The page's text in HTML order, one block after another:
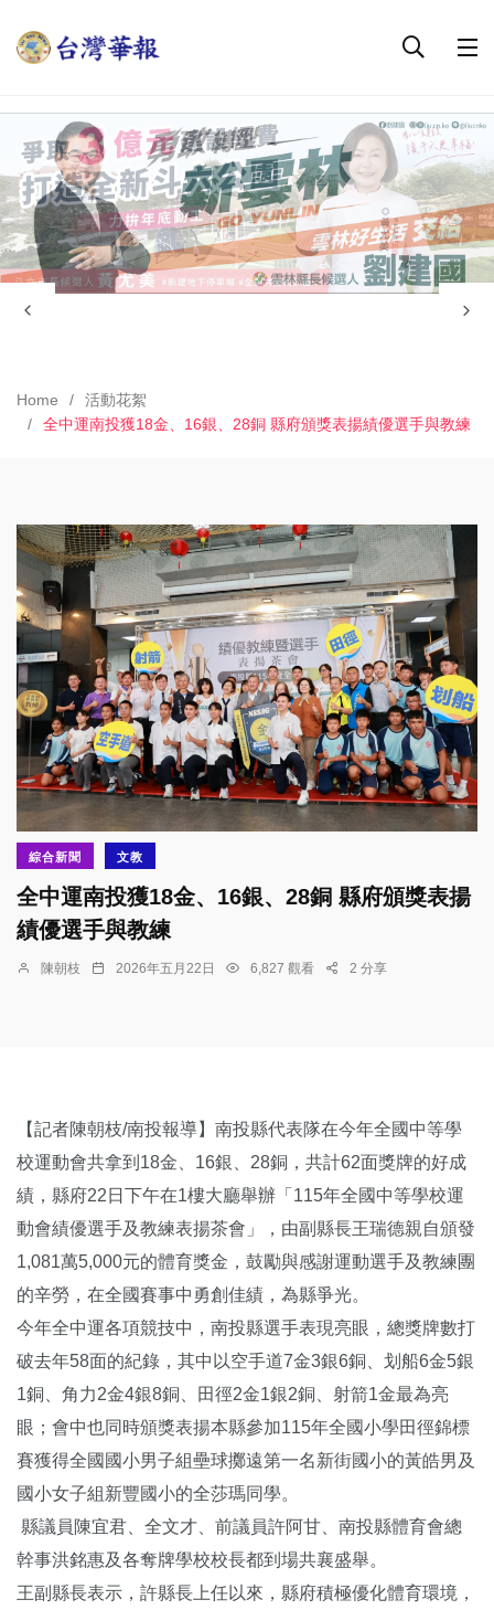
Home
活動花絮
全中運南投獲18金、16銀、28銅 縣府頒獎表揚績優選手與教練
綜合新聞 文教
全中運南投獲18金、16銀、28銅 縣府頒獎表揚
績優選手與教練
陳朝枝 2026年五月22日 6,827 觀看 2 分享
【記者陳朝枝/南投報導】南投縣代表隊在今年全國中等學
校運動會共拿到18金、16銀、28銅，共計62面獎牌的好成
績，縣府22日下午在1樓大廳舉辦「115年全國中等學校運
動會績優選手及教練表揚茶會」，由副縣長王瑞德親自頒發
1,081萬5,000元的體育獎金，鼓勵與感謝運動選手及教練團
的辛勞，在全國賽事中勇創佳績，為縣爭光。
今年全中運各項競技中，南投縣選手表現亮眼，總獎牌數打
破去年58面的紀錄，其中以空手道7金3銀6銅、划船6金5銀
1銅、角力2金4銀8銅、田徑2金1銀2銅、射箭1金最為亮
眼；會中也同時頒獎表揚本縣參加115年全國小學田徑錦標
賽獲得全國國小男子組壘球擲遠第一名新街國小的黃皓男及
國小女子組新豐國小的全莎瑪同學。
縣議員陳宜君、全文才、前議員許阿甘、南投縣體育會總
幹事洪銘惠及各奪牌學校校長都到場共襄盛舉。
王副縣長表示，許縣長上任以來，縣府積極優化體育環境，